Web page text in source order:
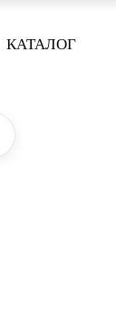
КАТАЛОГ